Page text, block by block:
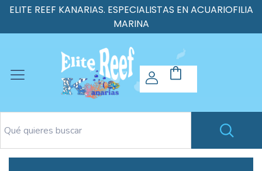
ELITE REEF KANARIAS. ESPECIALISTAS EN ACUARIOFILIA
MARINA